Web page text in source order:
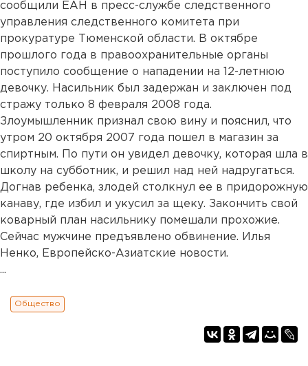
сообщили ЕАН в пресс-службе следственного
управления следственного комитета при
прокуратуре Тюменской области. В октябре
прошлого года в правоохранительные органы
поступило сообщение о нападении на 12-летнюю
девочку. Насильник был задержан и заключен под
стражу только 8 февраля 2008 года.
Злоумышленник признал свою вину и пояснил, что
утром 20 октября 2007 года пошел в магазин за
спиртным. По пути он увидел девочку, которая шла в
школу на субботник, и решил над ней надругаться.
Догнав ребенка, злодей столкнул ее в придорожную
канаву, где избил и укусил за щеку. Закончить свой
коварный план насильнику помешали прохожие.
Сейчас мужчине предъявлено обвинение. Илья
Ненко, Европейско-Азиатские новости.
...
Общество